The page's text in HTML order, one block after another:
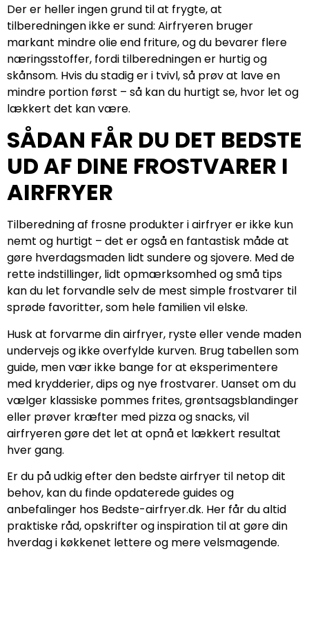
Der er heller ingen grund til at frygte, at
tilberedningen ikke er sund: Airfryeren bruger
markant mindre olie end friture, og du bevarer flere
næringsstoffer, fordi tilberedningen er hurtig og
skånsom. Hvis du stadig er i tvivl, så prøv at lave en
mindre portion først – så kan du hurtigt se, hvor let og
lækkert det kan være.
SÅDAN FÅR DU DET BEDSTE
UD AF DINE FROSTVARER I
AIRFRYER
Tilberedning af frosne produkter i airfryer er ikke kun
nemt og hurtigt – det er også en fantastisk måde at
gøre hverdagsmaden lidt sundere og sjovere. Med de
rette indstillinger, lidt opmærksomhed og små tips
kan du let forvandle selv de mest simple frostvarer til
sprøde favoritter, som hele familien vil elske.
Husk at forvarme din airfryer, ryste eller vende maden
undervejs og ikke overfylde kurven. Brug tabellen som
guide, men vær ikke bange for at eksperimentere
med krydderier, dips og nye frostvarer. Uanset om du
vælger klassiske pommes frites, grøntsagsblandinger
eller prøver kræfter med pizza og snacks, vil
airfryeren gøre det let at opnå et lækkert resultat
hver gang.
Er du på udkig efter den bedste airfryer til netop dit
behov, kan du finde opdaterede guides og
anbefalinger hos Bedste-airfryer.dk. Her får du altid
praktiske råd, opskrifter og inspiration til at gøre din
hverdag i køkkenet lettere og mere velsmagende.